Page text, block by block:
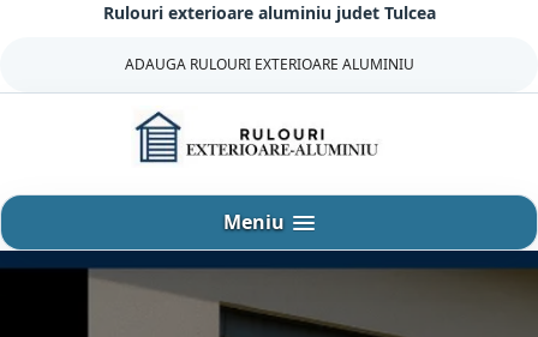
Rulouri exterioare aluminiu judet Tulcea
ADAUGA RULOURI EXTERIOARE ALUMINIU
Meniu